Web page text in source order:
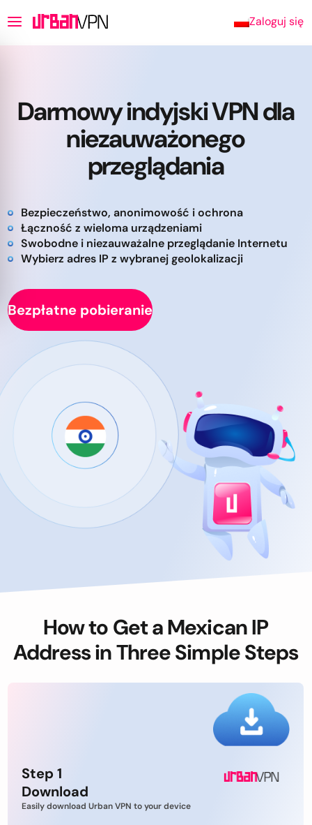
Zaloguj się
Darmowy indyjski VPN dla
niezauważonego
przeglądania
Bezpieczeństwo, anonimowość i ochrona
Łączność z wieloma urządzeniami
Swobodne i niezauważalne przeglądanie Internetu
Wybierz adres IP z wybranej geolokalizacji
Bezpłatne pobieranie
How to Get a Mexican IP
Address in Three Simple Steps
Step 1
Download
Easily download Urban VPN to your device